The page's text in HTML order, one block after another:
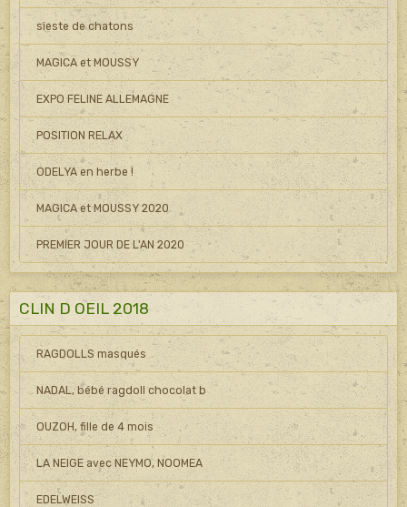
sieste de chatons
MAGICA et MOUSSY
EXPO FELINE ALLEMAGNE
POSITION RELAX
ODELYA en herbe !
MAGICA et MOUSSY 2020
PREMIER JOUR DE L'AN 2020
CLIN D OEIL 2018
RAGDOLLS masqués
NADAL, bébé ragdoll chocolat b
OUZOH, fille de 4 mois
LA NEIGE avec NEYMO, NOOMEA
EDELWEISS